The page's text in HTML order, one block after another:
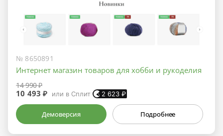
№ 8650891
Интернет магазин товаров для хобби и рукоделия
14 990 ₽
10 493 ₽ или в Сплит 2 623₽
Демоверсия Подробнее